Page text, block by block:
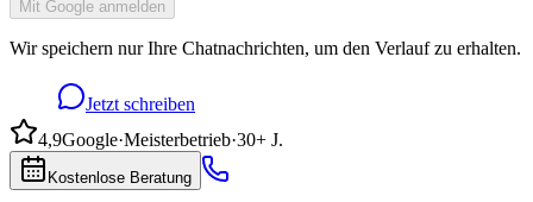
Mit Google anmelden
Wir speichern nur Ihre Chatnachrichten, um den Verlauf zu erhalten.
Jetzt schreiben
4,9Google·Meisterbetrieb·30+ J.
Kostenlose Beratung